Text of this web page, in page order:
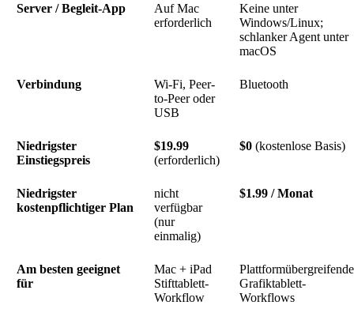
Server / Begleit-App
Auf Mac
erforderlich
Keine unter
Windows/Linux;
schlanker Agent unter
macOS
Verbindung
Wi-Fi, Peer-
to-Peer oder
USB
Bluetooth
Niedrigster
Einstiegspreis
$19.99
(erforderlich)
$0 (kostenlose Basis)
Niedrigster
kostenpflichtiger Plan
nicht
verfügbar
(nur
einmalig)
$1.99 / Monat
Am besten geeignet
für
Mac + iPad
Stifttablett-
Workflow
Plattformübergreifende
Grafiktablett-
Workflows